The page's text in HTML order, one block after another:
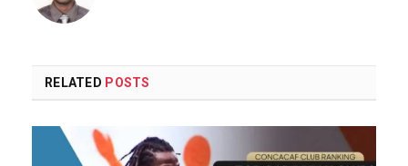
RELATED POSTS